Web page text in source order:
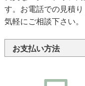
す。お電話での見積
気軽にご相談下さい。
お支払い方法